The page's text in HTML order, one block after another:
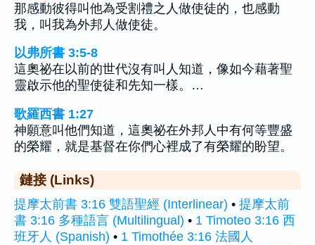
那感動彼得叫他為受割禮之人做使徒的，也感動
我，叫我為外邦人做使徒。
以弗所書 3:5-8
這奧祕在以前的世代沒有叫人知道，像如今藉著聖
靈啟示他的聖使徒和先知一樣。…
歌羅西書 1:27
神願意叫他們知道，這奧祕在外邦人中有何等豐盛
的榮耀，就是基督在你們心裡成了有榮耀的盼望。
鏈接 (Links)
提摩太前書 3:16 雙語聖經 (Interlinear) • 提摩太前
書 3:16 多種語言 (Multilingual) • 1 Timoteo 3:16 西
班牙人 (Spanish) • 1 Timothée 3:16 法國人